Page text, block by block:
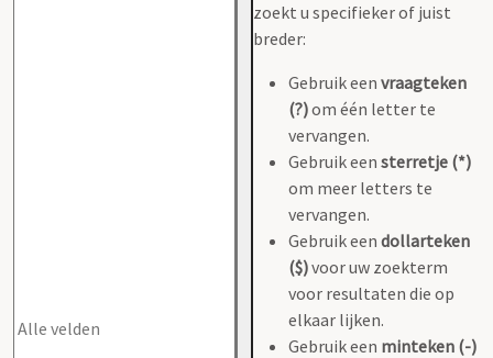
zoekt u specifieker of juist
breder:
Gebruik een vraagteken
(?)om één letter te
vervangen.
Gebruik een sterretje (*)
om meer letters te
vervangen.
Gebruik een dollarteken
($)voor uw zoekterm
voor resultaten die op
elkaar lijken.
Gebruik een minteken (-)